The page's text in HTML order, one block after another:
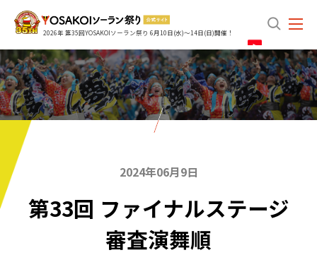
2026年 第35回YOSAKOIソーラン祭り 6月10日(水)～14日(日)開催！
search
2024年06月9日
第33回 ファイナルステージ
審査演舞順